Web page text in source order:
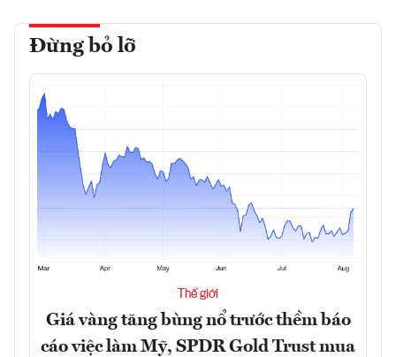
Đừng bỏ lỡ
Thế giới
Giá vàng tăng bùng nổ trước thềm báo
cáo việc làm Mỹ, SPDR Gold Trust mua